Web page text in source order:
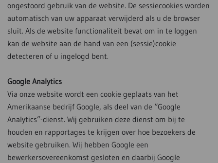
ongestoord gebruik van de website. De sessiecookies worden
automatisch van uw apparaat verwijderd als u de browser
sluit. Als de website functionaliteit bevat om in te loggen
kan de website aan de hand van een (sessie)cookie
detecteren of u ingelogd bent.
Google Analytics
Via onze website wordt een cookie geplaats van het
Amerikaanse bedrijf Google, als deel van de “Google
Analytics”-dienst. Wij gebruiken deze dienst om bij te
houden en rapportages te krijgen over hoe bezoekers de
website gebruiken. Wij hebben Google een
bewerkersovereenkomst gesloten en daarbij Google